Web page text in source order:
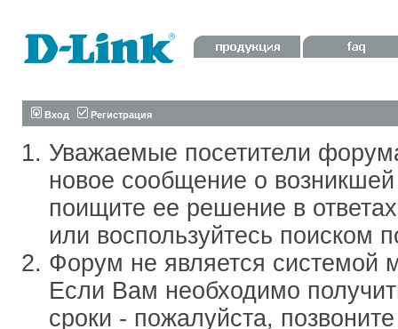
Вход Регистрация
Уважаемые посетители
новое сообщение о
поищите ее решение в
или воспользуйтесь поиском
Форум не является системой
Если Вам необходимо
сроки - пожалуйста,